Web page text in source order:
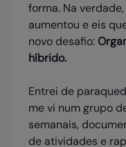
forma. Na
aumentou e eis
novo desafio:
híbrido.
Entrei de
me vi num grupo
semanais,
de atividades e